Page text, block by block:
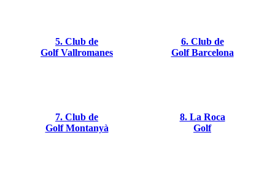
5. Club de
Golf Vallromanes
6. Club de
Golf Barcelona
7. Club de
Golf Montanyà
8. La Roca
Golf